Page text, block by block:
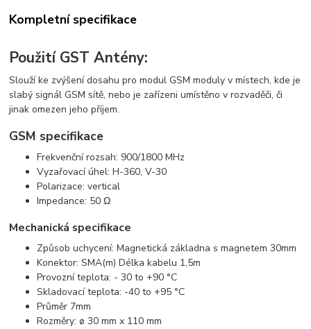
Kompletní specifikace
Použití GST Antény:
Slouží ke zvýšení dosahu pro modul GSM moduly v místech, kde je
slabý signál GSM sítě, nebo je zařízeni umístěno v rozvaděči, či
jinak omezen jeho příjem.
GSM specifikace
Frekvenční rozsah: 900/1800 MHz
Vyzařovací úhel: H-360, V-30
Polarizace: vertical
Impedance: 50 Ω
Mechanická specifikace
Způsob uchycení: Magnetická základna s magnetem 30mm
Konektor: SMA(m) Délka kabelu 1,5m
Provozní teplota: - 30 to +90 °C
Skladovací teplota: -40 to +95 °C
Průměr 7mm
Rozměry: ø 30 mm x 110 mm